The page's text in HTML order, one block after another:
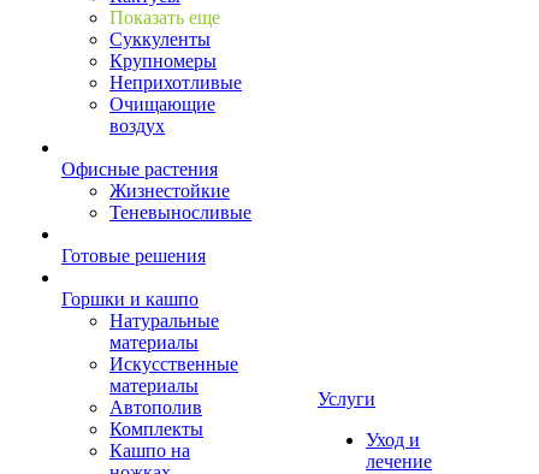
Показать еще
Суккуленты
Крупномеры
Неприхотливые
Очищающие
воздух
Офисные растения
Жизнестойкие
Теневыносливые
Готовые решения
Горшки и кашпо
Натуральные
материалы
Искусственные
материалы
Автополив
Комплекты
Кашпо на
Услуги
Уход и
лечение